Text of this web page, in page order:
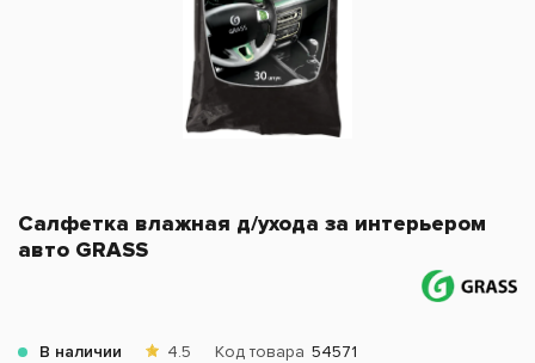
Салфетка влажная д/ухода за интерьером
авто GRASS
В наличии 4.5 Код товара 54571